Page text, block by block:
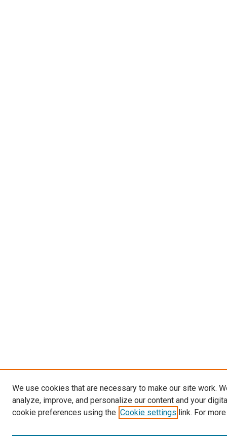
We use cookies that are necessary to make our site work.
analyze, improve, and personalize our content and your
cookie preferences using the Cookie settings link. For